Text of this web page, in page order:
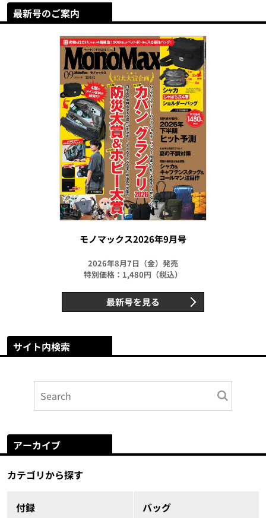
最新号のご案内
モノマックス2026年9月号
2026年8月7日（金）発売
特別価格：1,480円（税込）
最新号を見る
サイト内検索
アーカイブ
カテゴリから探す
付録 バッグ